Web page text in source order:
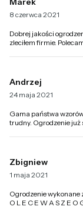
8 czerwca 2021
Dobrej jakości
zleciłem firmie.
Andrzej
24 maja 2021
Gama państwa
trudny. Ogrodzenie już
Zbigniew
1 maja 2021
Ogrodzenie wykonane
O L E C E W A S Z E O